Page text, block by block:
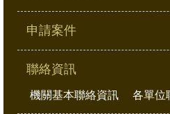
申請案件
聯絡資訊
機關基本聯絡資訊 各單位